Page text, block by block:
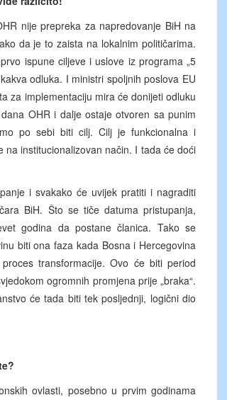
nije prepreka za napredovanje BiH na
da je to zaista na lokalnim političarima.
ispune ciljeve i uslove iz programa „5
odluka. I ministri spoljnih poslova EU
za implementaciju mira će donijeti odluku
OHR i dalje ostaje otvoren sa punim
po sebi biti cilj. Cilj je funkcionalna i
institucionalizovan način. I tada će doći
i svakako će uvijek pratiti i nagraditi
BiH. Što se tiče datuma pristupanja,
godina da postane članica. Tako se
biti ona faza kada Bosna i Hercegovina
transformacije. Ovo će biti period
ogromnih promjena prije „braka“.
će tada biti tek posljednji, logični dio
ovlasti, posebno u prvim godinama